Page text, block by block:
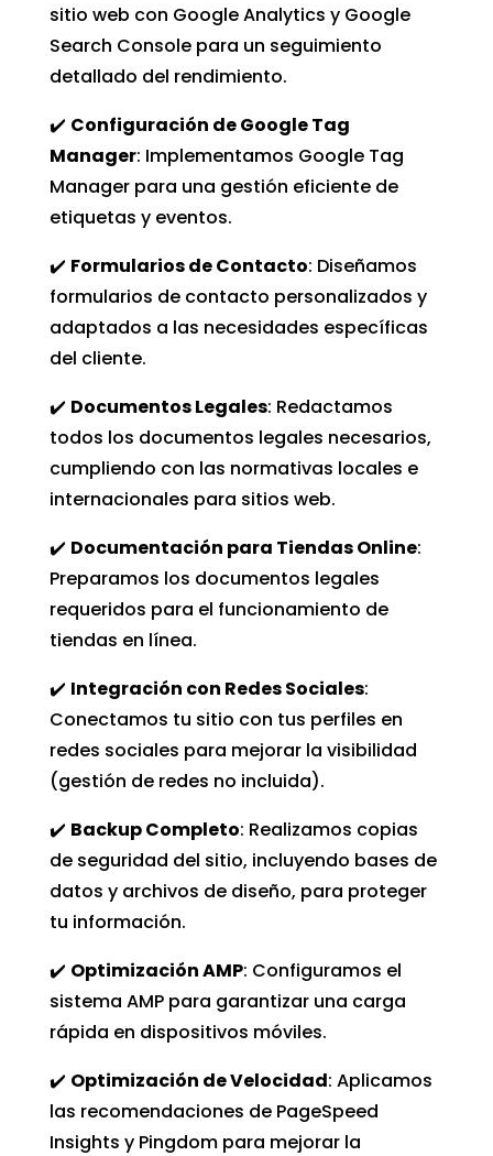
sitio web con Google Analytics y Google
Search Console para un seguimiento
detallado del rendimiento.
✔️ Configuración de Google Tag
Manager: Implementamos Google Tag
Manager para una gestión eficiente de
etiquetas y eventos.
✔️ Formularios de Contacto: Diseñamos
formularios de contacto personalizados y
adaptados a las necesidades específicas
del cliente.
✔️ Documentos Legales: Redactamos
todos los documentos legales necesarios,
cumpliendo con las normativas locales e
internacionales para sitios web.
✔️ Documentación para Tiendas Online:
Preparamos los documentos legales
requeridos para el funcionamiento de
tiendas en línea.
✔️ Integración con Redes Sociales:
Conectamos tu sitio con tus perfiles en
redes sociales para mejorar la visibilidad
(gestión de redes no incluida).
✔️ Backup Completo: Realizamos copias
de seguridad del sitio, incluyendo bases de
datos y archivos de diseño, para proteger
tu información.
✔️ Optimización AMP: Configuramos el
sistema AMP para garantizar una carga
rápida en dispositivos móviles.
✔️ Optimización de Velocidad: Aplicamos
las recomendaciones de PageSpeed
Insights y Pingdom para mejorar la